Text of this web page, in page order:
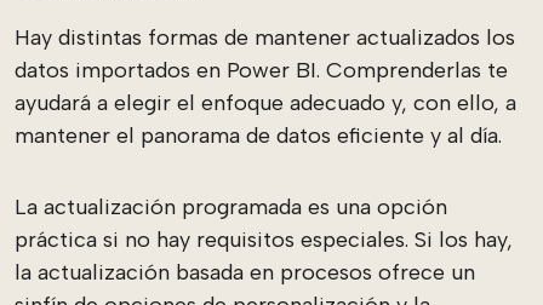
Hay distintas formas de mantener actualizados los
datos importados en Power BI. Comprenderlas te
ayudará a elegir el enfoque adecuado y, con ello, a
mantener el panorama de datos eficiente y al día.
La actualización programada es una opción
práctica si no hay requisitos especiales. Si los hay,
la actualización basada en procesos ofrece un